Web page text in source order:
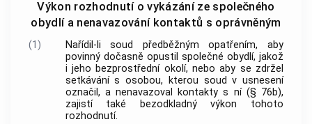
Výkon rozhodnutí o vykázání ze společného
obydlí a nenavazování kontaktů s oprávněným
(1)
Nařídil-li soud předběžným opatřením, aby
povinný dočasně opustil společné obydlí, jakož
i jeho bezprostřední okolí, nebo aby se zdržel
setkávání s osobou, kterou soud v usnesení
označil, a nenavazoval kontakty s ní (§ 76b),
zajistí také bezodkladný výkon tohoto
rozhodnutí.